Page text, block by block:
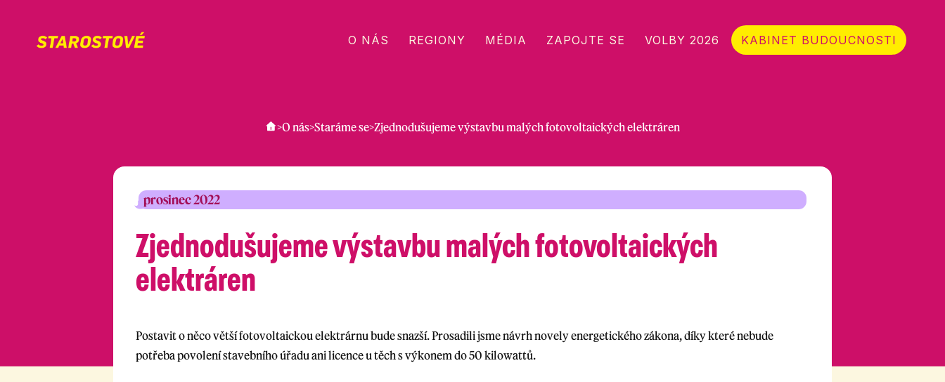
O NÁS REGIONY MÉDIA ZAPOJTE SE VOLBY 2026 KABINET BUDOUCNOSTI
>O nás>Staráme se>Zjednodušujeme výstavbu malých fotovoltaických elektráren
prosinec 2022
Zjednodušujeme výstavbu malých fotovoltaických
elektráren
Postavit o něco větší fotovoltaickou elektrárnu bude snazší. Prosadili jsme návrh novely energetického zákona, díky které nebude
potřeba povolení stavebního úřadu ani licence u těch s výkonem do 50 kilowattů.